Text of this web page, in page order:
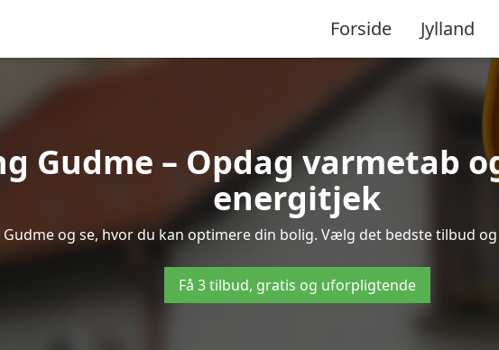
Forside Jylland
Gudme – Opdag varmetab
energitjek
og se, hvor du kan optimere din bolig. Vælg det bedste tilbud
Få 3 tilbud, gratis og uforpligtende